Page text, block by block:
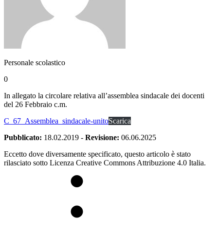
Personale scolastico
0
In allegato la circolare relativa all’assemblea sindacale dei docenti
del 26 Febbraio c.m.
C_67_Assemblea_sindacale-unitoScarica
Pubblicato: 18.02.2019 - Revisione: 06.06.2025
Eccetto dove diversamente specificato, questo articolo è stato
rilasciato sotto Licenza Creative Commons Attribuzione 4.0 Italia.